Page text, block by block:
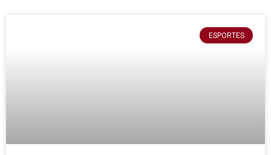
ESPORTES